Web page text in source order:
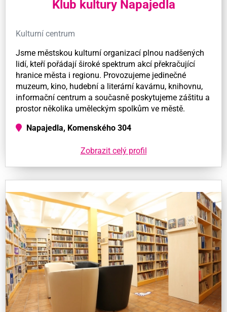
Klub kultury Napajedla
Kulturní centrum
Jsme městskou kulturní organizací plnou nadšených
lidí, kteří pořádají široké spektrum akcí překračující
hranice města i regionu. Provozujeme jedinečné
muzeum, kino, hudební a literární kavárnu, knihovnu,
informační centrum a současně poskytujeme záštitu a
prostor několika uměleckým spolkům ve městě.
Napajedla, Komenského 304
Zobrazit celý profil